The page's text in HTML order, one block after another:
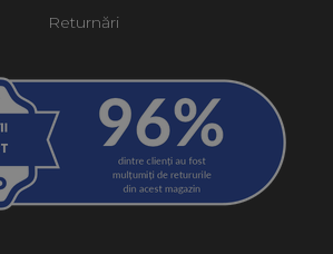
Returnări